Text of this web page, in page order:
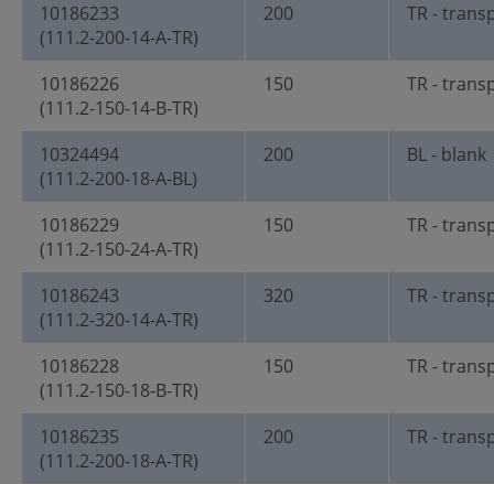
10186233
(111.2-200-14-A-TR)
200 TR -
10186226
(111.2-150-14-B-TR)
150 TR -
10324494
(111.2-200-18-A-BL)
200 BL - blank
10186229
(111.2-150-24-A-TR)
150 TR -
10186243
(111.2-320-14-A-TR)
320 TR -
10186228
(111.2-150-18-B-TR)
150 TR -
10186235
(111.2-200-18-A-TR)
200 TR -